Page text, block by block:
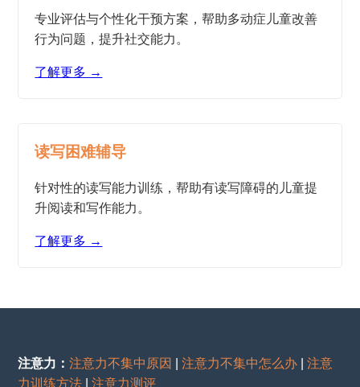
专业评估与个性化干预方案，帮助多动症儿童改善
行为问题，提升社交能力。
了解更多 →
读写困难辅导
针对性的读写能力训练，帮助有读写障碍的儿童提
升阅读和写作能力。
了解更多 →
注意力：注意力不集中原因 |注意力不集中怎么办 |注意
力训练方法 |注意力测评